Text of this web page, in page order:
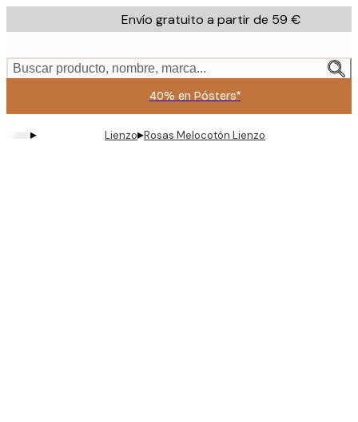
to
content.
Envío gratuito a partir de 59 €
Buscar producto, nombre, marca...
40% en Pósters*
▸ Lienzo▸Rosas Melocotón Lienzo